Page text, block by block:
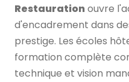
Restaurationouvre
d'encadrement dans
prestige. Les écoles
formation complète
technique et vision